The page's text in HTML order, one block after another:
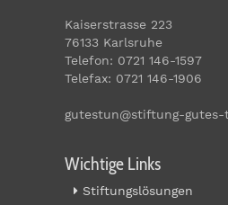
Kaiserstrasse 223
76133 Karlsruhe
Telefon: 0721 146-1597
Telefax: 0721 146-1906
gutestun@stiftung-
Wichtige Links
Stiftungslösungen